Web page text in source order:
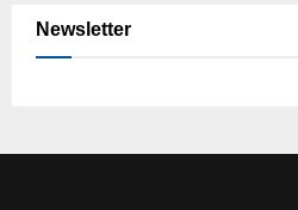
Newsletter